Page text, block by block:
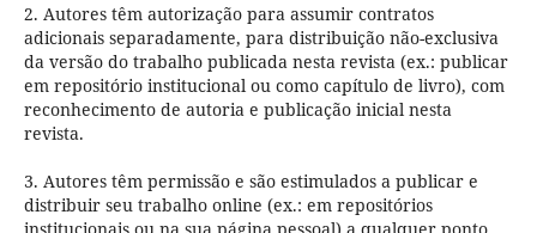
2. Autores têm autorização para assumir contratos
adicionais separadamente, para distribuição não-exclusiva
da versão do trabalho publicada nesta revista (ex.: publicar
em repositório institucional ou como capítulo de livro), com
reconhecimento de autoria e publicação inicial nesta
revista.
3. Autores têm permissão e são estimulados a publicar e
distribuir seu trabalho online (ex.: em repositórios
institucionais ou na sua página pessoal) a qualquer ponto